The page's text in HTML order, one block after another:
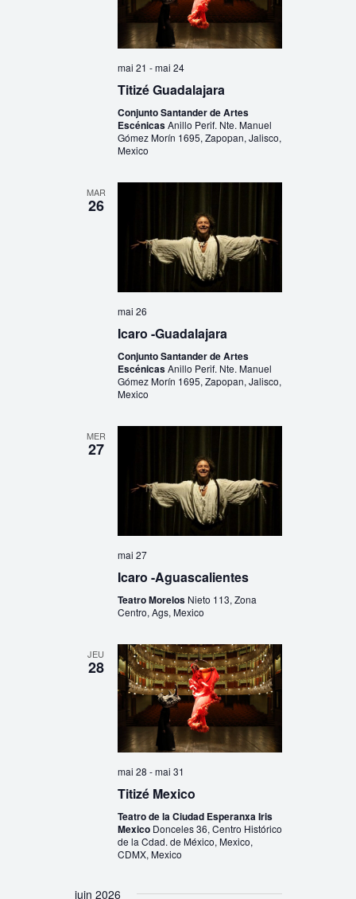
mai 21 -mai 24
Titizé Guadalajara
Conjunto Santander de Artes
EscénicasAnillo Perif. Nte. Manuel
Gómez Morín 1695, Zapopan, Jalisco,
Mexico
MAR
26
mai 26
Icaro -Guadalajara
Conjunto Santander de Artes
EscénicasAnillo Perif. Nte. Manuel
Gómez Morín 1695, Zapopan, Jalisco,
Mexico
MER
27
mai 27
Icaro -Aguascalientes
Teatro Morelos Nieto 113, Zona
Centro, Ags, Mexico
JEU
28
mai 28 -mai 31
Titizé Mexico
Teatro de la Ciudad Esperanxa Iris
Mexico Donceles 36, Centro Histórico
de la Cdad. de México, Mexico,
CDMX, Mexico
juin 2026